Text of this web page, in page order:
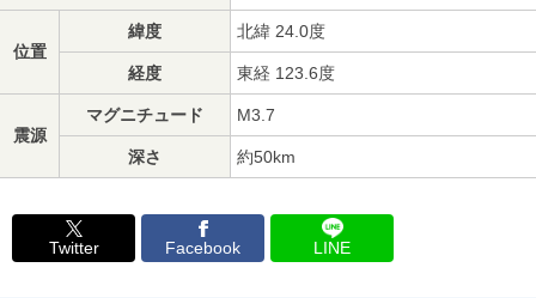
位置
緯度 北緯 24.0度
経度 東経 123.6度
震源
マグニチュード M3.7
深さ 約50km
Twitter Facebook LINE